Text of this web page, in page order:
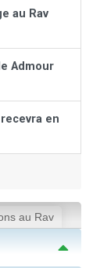
au Rav
Admour
en
au Rav